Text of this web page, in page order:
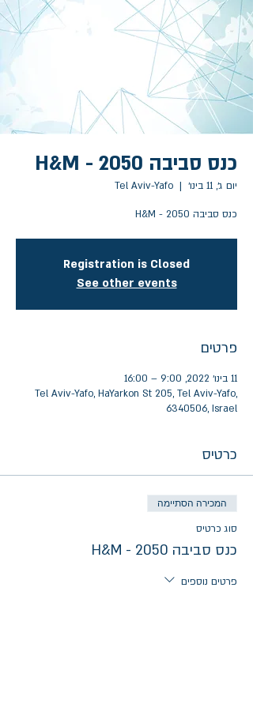
כנס סביבה 2050 - H&M
יום ג׳, 11 בינו׳
  |
Tel Aviv-Yafo
כנס סביבה 2050 - H&M
Registration is Closed
See other events
פרטים
11 בינו׳ 2022, 9:00 – 16:00
Tel Aviv-Yafo, HaYarkon St 205, Tel Aviv-Yafo,
6340506, Israel
כרטיס
המכירה הסתיימה
סוג כרטיס
כנס סביבה 2050 - H&M
פרטים נוספים